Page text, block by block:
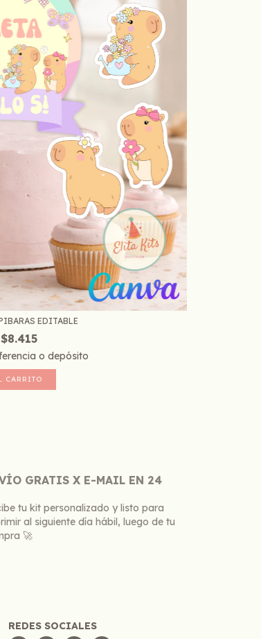
EDITABLE
$8.415
o depósito
GRATIS X E-MAIL EN 24
tu kit personalizado y listo para
al siguiente día hábil, luego de tu
🚀
REDES SOCIALES